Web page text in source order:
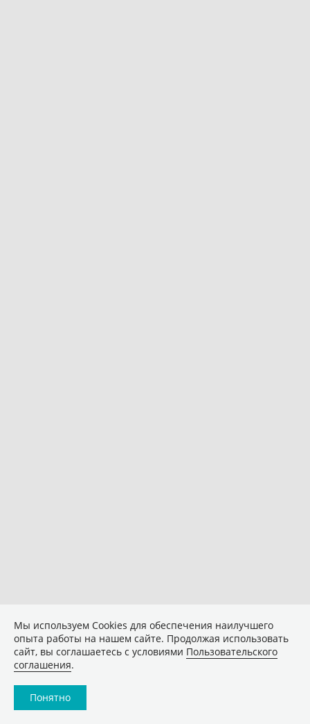
Мы используем Сookies для обеспечения наилучшего
опыта работы на нашем сайте. Продолжая использовать
сайт, вы соглашаетесь с условиями Пользовательского
соглашения.
Понятно